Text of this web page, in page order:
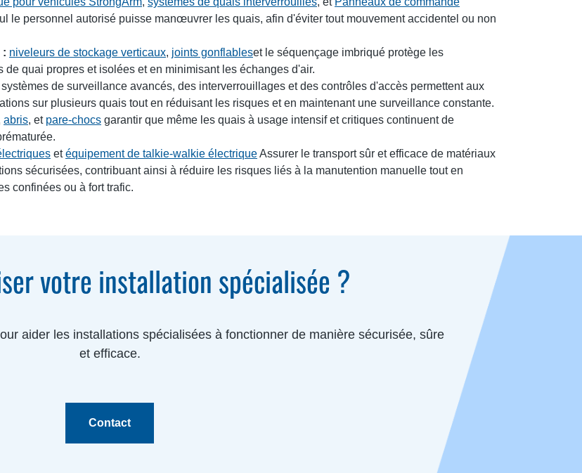
le personnel autorisé puisse manœuvrer les quais, afin d'éviter tout mouvement accidentel ou non
: niveleurs de stockage verticaux, joints gonflableset le séquençage imbriqué protège les
quai propres et isolées et en minimisant les échanges d'air.
systèmes de surveillance avancés, des interverrouillages et des contrôles d'accès permettent aux
sur plusieurs quais tout en réduisant les risques et en maintenant une surveillance constante.
abris, et pare-chocs garantir que même les quais à usage intensif et critiques continuent de
etéquipement de talkie-walkie électriqueAssurer le transport sûr et efficace de matériaux
sécurisées, contribuant ainsi à réduire les risques liés à la manutention manuelle tout en
confinées ou à fort trafic.
votre installation spécialisée ?
aider les installations spécialisées à fonctionner de manière sécurisée, sûre
et efficace.
Contact